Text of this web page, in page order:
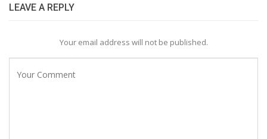
LEAVE A REPLY
Your email address will not be published.